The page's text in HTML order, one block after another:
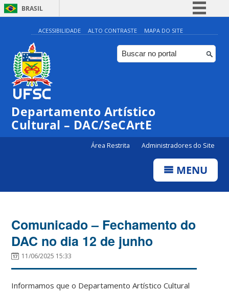
BRASIL
Simplifique!
Comunica BR
Participe
Canais
ACESSIBILIDADE ALTO CONTRASTE MAPA DO SITE
Departamento Artístico
Cultural – DAC/SeCArtE
Área Restrita Administradores do Site
MENU
Comunicado – Fechamento do
DAC no dia 12 de junho
11/06/2025 15:33
Informamos que o Departamento Artístico Cultural